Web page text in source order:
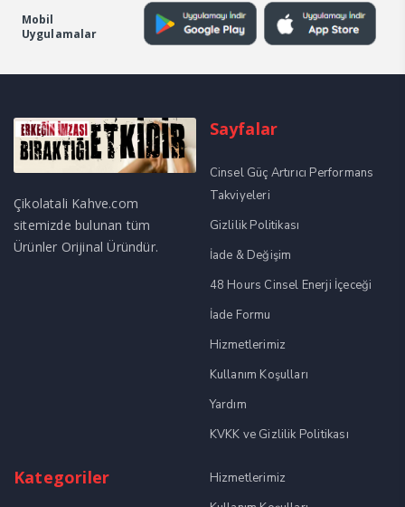
Mobil
Uygulamalar
Çikolatali Kahve.com
sitemizde bulunan tüm
Ürünler Orijinal Üründür.
Sayfalar
Cinsel Güç Artırıcı Performans
Takviyeleri
Gizlilik Politikası
İade & Değişim
48 Hours Cinsel Enerji İçeceği
İade Formu
Hizmetlerimiz
Kullanım Koşulları
Yardım
KVKK ve Gizlilik Politikası
Kategoriler
Hizmetlerimiz